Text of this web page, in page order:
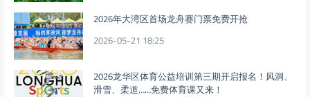
2026年大湾区首场龙舟赛门票免费开抢
2026-05-21 18:25
2026龙华区体育公益培训第三期开启报名！风洞、
滑雪、柔道……免费体育课又来！